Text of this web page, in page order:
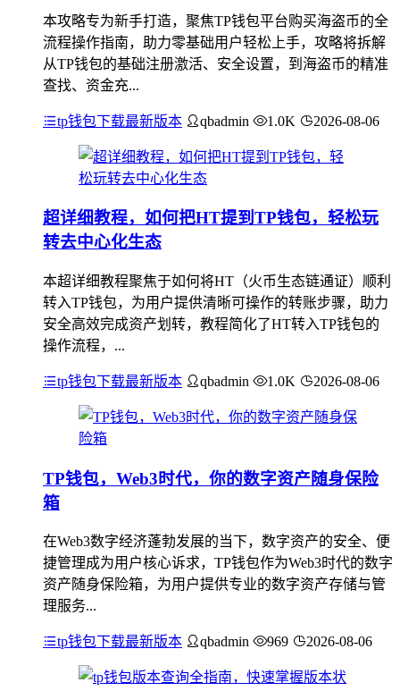
本攻略专为新手打造，聚焦TP钱包平台购买海盗币的全
流程操作指南，助力零基础用户轻松上手，攻略将拆解
从TP钱包的基础注册激活、安全设置，到海盗币的精准
查找、资金充...
tp钱包下载最新版本 qbadmin 1.0K 2026-08-06
超详细教程，如何把HT提到TP钱包，轻松玩
转去中心化生态
本超详细教程聚焦于如何将HT（火币生态链通证）顺利
转入TP钱包，为用户提供清晰可操作的转账步骤，助力
安全高效完成资产划转，教程简化了HT转入TP钱包的
操作流程，...
tp钱包下载最新版本 qbadmin 1.0K 2026-08-06
TP钱包，Web3时代，你的数字资产随身保险
箱
在Web3数字经济蓬勃发展的当下，数字资产的安全、便
捷管理成为用户核心诉求，TP钱包作为Web3时代的数字
资产随身保险箱，为用户提供专业的数字资产存储与管
理服务...
tp钱包下载最新版本 qbadmin 969 2026-08-06